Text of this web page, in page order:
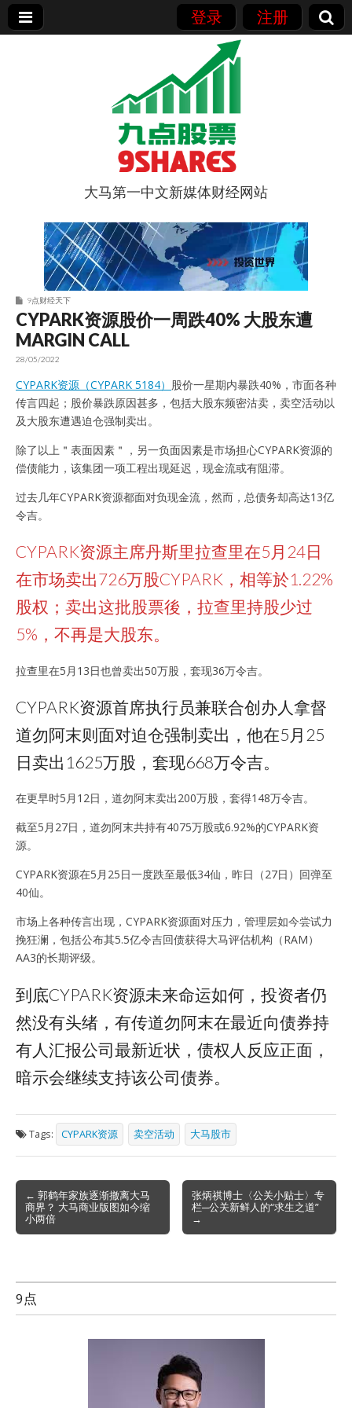
登录 注册
9点股票
大马第一中文新媒体财经网站
9点财经天下
CYPARK资源股价一周跌40% 大股东遭
MARGIN CALL
28/05/2022
CYPARK资源（CYPARK 5184） 股价一星期内暴跌40%，市面各种
传言四起；股价暴跌原因甚多，包括大股东频密沽卖，卖空活动以
及大股东遭遇迫仓强制卖出。
除了以上＂表面因素＂，另一负面因素是市场担心CYPARK资源的
偿债能力，该集团一项工程出现延迟，现金流或有阻滞。
过去几年CYPARK资源都面对负现金流，然而，总债务却高达13亿
令吉。
CYPARK资源主席丹斯里拉查里在5月24日
在市场卖出726万股CYPARK，相等於1.22%
股权；卖出这批股票後，拉查里持股少过
5%，不再是大股东。
拉查里在5月13日也曾卖出50万股，套现36万令吉。
CYPARK资源首席执行员兼联合创办人拿督
道勿阿末则面对迫仓强制卖出，他在5月25
日卖出1625万股，套现668万令吉。
在更早时5月12日，道勿阿末卖出200万股，套得148万令吉。
截至5月27日，道勿阿末共持有4075万股或6.92%的CYPARK资
源。
CYPARK资源在5月25日一度跌至最低34仙，昨日（27日）回弹至
40仙。
市场上各种传言出现，CYPARK资源面对压力，管理层如今尝试力
挽狂澜，包括公布其5.5亿令吉回债获得大马评估机构（RAM）
AA3的长期评级。
到底CYPARK资源未来命运如何，投资者仍
然没有头绪，有传道勿阿末在最近向债券持
有人汇报公司最新近状，债权人反应正面，
暗示会继续支持该公司债券。
Tags: CYPARK资源 卖空活动 大马股市
Post
navigation
← 郭鹤年家族逐渐撤离大马
商界？ 大马商业版图如今缩
小两倍
张炳祺博士〈公关小贴士〉专
栏─公关新鲜人的“求生之道”
→
9点